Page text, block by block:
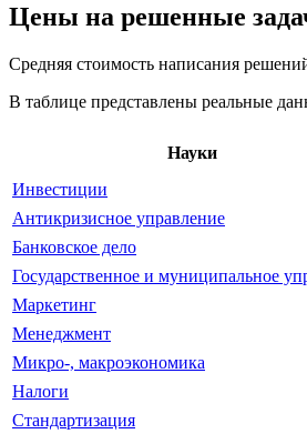
Цены на решенные
Средняя стоимость написания
В таблице представлены реальные
Науки
Инвестиции
Антикризисное управление
Банковское дело
Государственное и муниципальное
Маркетинг
Менеджмент
Микро-, макроэкономика
Налоги
Стандартизация